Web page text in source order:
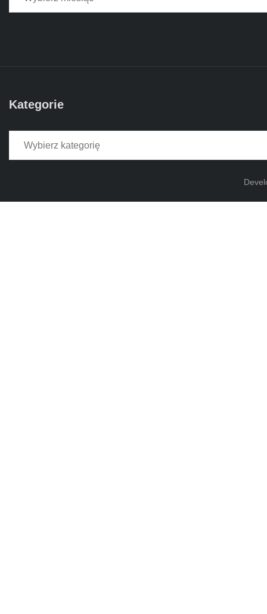
Kategorie
Kategorie